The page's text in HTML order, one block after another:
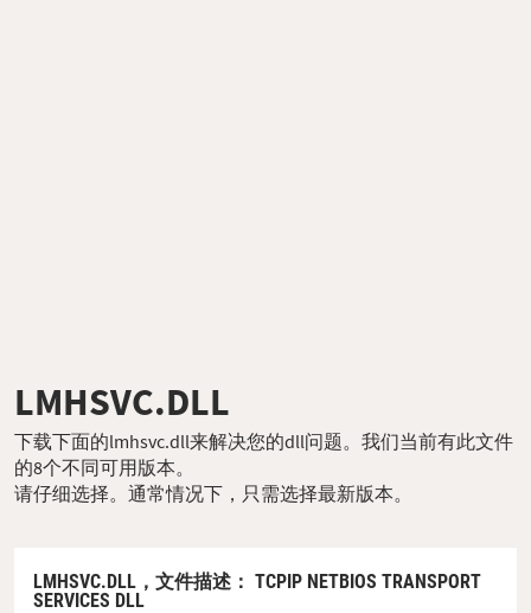
LMHSVC.DLL
下载下面的lmhsvc.dll来解决您的dll问题。我们当前有此文件
的8个不同可用版本。
请仔细选择。通常情况下，只需选择最新版本。
LMHSVC.DLL， 文件描述 ： TCPIP NETBIOS TRANSPORT
SERVICES DLL